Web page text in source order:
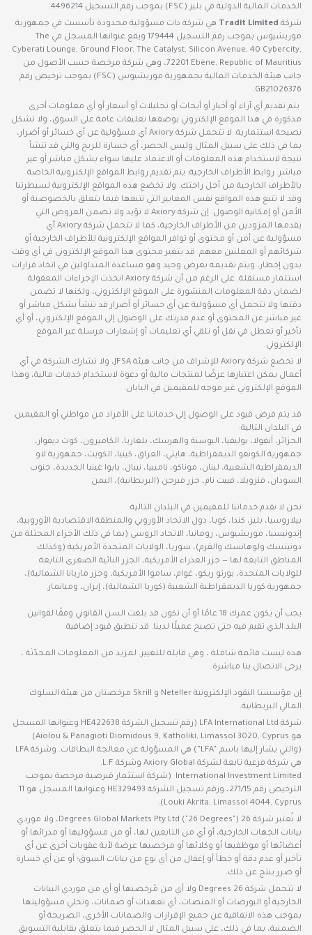
الخدمات المالية الدولية في بليز (FSC) بموجب رقم التسجيل 4496214.
شركة Tradit Limited هي شركة ذات مسؤولية محدودة تأسست في جمهورية
موريشيوس بموجب رقم التسجيل 179444 ويقع عنوانها المسجل في The
Cyberati Lounge, Ground Floor, The Catalyst, Silicon Avenue, 40 Cybercity,
72201 Ebène, Republic of Mauritius، وهي شركة مرخصة حسب الأصول من
جانب هيئة الخدمات المالية بجمهورية موريشيوس (FSC) بموجب ترخيص رقم
GB21026376.
يتم تقديم أي آراء أو أخبار أو أبحاث أو تحليلات أو أسعار أو أي معلومات أخرى
مذكورة في هذا الموقع الإلكتروني بوصفها تعليقات عامة على السوق، ولا تشكل
نصيحة استثمارية. لا تتحمل شركة Axiory أي مسؤولية عن أي خسائر أو أضرار،
بما في ذلك على سبيل المثال وليس الحصر، أي خسارة للربح والتي قد تنشأ
نتيجة لاستخدام هذه المعلومات أو الاعتماد عليها سواء بشكل مباشر أو غير
مباشر. روابط الأطراف الخارجية: يتم تقديم روابط المواقع الإلكترونية الخاصة
بالأطراف الخارجية من أجل راحتك. ولا تخضع هذه المواقع الإلكترونية لسيطرتنا
وقد لا تتبع هذه المواقع نفس المعايير التي نتبعها فيما يتعلق بالخصوصية أو
الأمن أو إمكانية الوصول. إن شركة Axiory لا تؤيد ولا تضمن العروض التي
يقدمها المزودين من الأطراف الخارجية، كما لا تتحمل شركة Axiory أي
مسؤولية عن أمن أو محتوى أو توافر المواقع الإلكترونية للأطراف الخارجية أو
شركائهم أو المعلنين معهم. قد يتغير محتوى هذا الموقع الإلكتروني في أي وقت
بدون إخطار، ويتم تقديمه بغرض وحيد وهو مساعدة المتداولين في اتخاذ قرارات
استثمار مستقلة. على الرغم من أن شركة Axiory اتخذت الإجراءات المعقولة
لضمان دقة المعلومات المنشورة على الموقع الإلكتروني، ولكنها لا تضمن
دقتها ولا تتحمل أي مسؤولية عن أي خسائر أو أضرار قد تنشأ بشكل مباشر أو
غير مباشر عن المحتوى أو عدم قدرتك على الوصول إلى الموقع الإلكتروني، أو أي
تأخير أو تعطل في نقل أو تلقي أي تعليمات أو إشعارات مرسلة عبر الموقع
الإلكتروني.
لا تخضع شركة Axiory للإشراف من جانب هيئة JFSA، ولا تشارك الشركة في أي
أعمال يمكن اعتبارها عرضًا لمنتجات مالية أو دعوة لاستخدام خدمات مالية، وهذا
الموقع الإلكتروني غير موجه للمقيمين في اليابان.
قد يتم فرض قيود على الوصول إلى خدماتنا على الأفراد من مواطني أو المقيمين
في البلدان التالية:
الجزائر، أنغولا، بوليفيا، البوسنة والهرسك، بلغاريا، الكاميرون، كوت ديفوار،
جمهورية الكونغو الديمقراطية، هايتي، العراق، كينيا، الكويت، جمهورية لاو
الديمقراطية الشعبية، لبنان، موناكو، ناميبيا، نيبال، بابوا غينيا الجديدة، جنوب
السودان، فنزويلا، فييت نام، جزر فيرجن (البريطانية)، اليمن
نحن لا نقدم خدماتنا للمقيمين في البلدان التالية:
بيلاروسيا، بليز، كندا، كوبا، دول الاتحاد الأوروبي والمنطقة الاقتصادية الأوروبية،
إندونيسيا، موريشيوس، رومانيا، الاتحاد الروسي (بما في ذلك الأجزاء المحتلة من
دونيتسك ولوهانسك والقرم)، سوريا، الولايات المتحدة الأمريكية (وكذلك
المناطق التابعة لها — جزر العذراء الأمريكية، الجزر النائية الصغرى التابعة
للولايات المتحدة، بورتو ريكو، غوام، ساموا الأمريكية، وجزر ماريانا الشمالية)،
جمهورية كوريا الديمقراطية الشعبية (كوريا الشمالية)، إيران، وميانمار.
يجب أن يكون عمرك 18 عامًا أو أن تكون قد بلغت السن القانوني وفقًا لقوانين
البلد الذي تقيم فيه حتى تصبح عميلًا لدينا. قد تنطبق قيود إضافية.
هذه ليست قائمة شاملة ، وهي قابلة للتغيير. لمزيد من المعلومات المحدّثة ،
يرجى الاتصال بنا مباشرة.
إن مؤسستا النقود الإلكترونية Neteller و Skrill مرخصتان من هيئة السلوك
المالي البريطانية.
شركة LFA International Ltd (رقم تسجيل الشركة HE422638 وعنوانها المسجل
هو Aiolou & Panagioti Diomidous 9, Katholiki, Limassol 3020, Cyprus)
(والتي يشار إليها باسم “LFA”) هي المسؤولة عن معالجة البطاقات. وشركة LFA
هي شركة فرعية تابعة لشركة Axiory Global وشركة L.F.
International Investment Limited (شركة استثمار قبرصية مرخصة بموجب
الترخيص رقم 271/15، ورقم تسجيل الشركة HE329493 وعنوانها المسجل هو 11
Louki Akrita, Limassol 4044, Cyprus).
لا تُعتبر شركة 26 Degrees Global Markets Pty Ltd ("26 Degrees")، ولا موردي
بيانات الجهات الخارجية، أو أي من التابعين لها، أو من مسؤوليها أو مدرائها أو
أعضائها أو موظفيها أو وكلائها أو مرخصيها عرضة لأية عقوبات أخرى عن أي
تأخير أو عدم دقة أو خطأ أو إغفال من أي نوع من بيانات السوق؛ أو عن أي خسارة
أو ضرر ينتج عن ذلك.
لا تتحمل شركة 26 Degrees ولا أي من مُرخصيها أو أي من موردي البيانات
الخارجية أو البورصات أو المنصات، أي تعهدات أو ضمانات، وتخلي مسؤوليتها
بموجب هذه الاتفاقية عن جميع الإقرارات والضمانات الأخرى، الصريحة أو
الضمنية، بما في ذلك، على سبيل المثال لا الحصر فيما يتعلق بقابلية التسويق